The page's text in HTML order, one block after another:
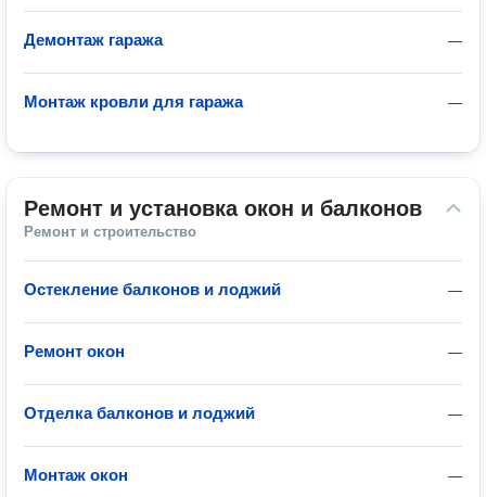
—
Демонтаж гаража
—
Монтаж кровли для гаража
Ремонт и установка окон и балконов
Ремонт и строительство
—
Остекление балконов и лоджий
—
Ремонт окон
—
Отделка балконов и лоджий
—
Монтаж окон